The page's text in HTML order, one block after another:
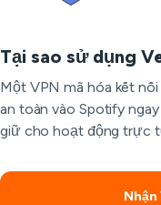
Tại sao sử dụng
Một VPN mã hóa kết
an toàn vào Spotify
giữ cho hoạt động trực
Nhận